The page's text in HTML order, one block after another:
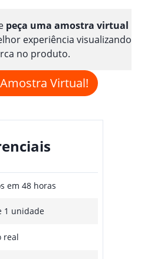
peça uma amostra virtual
experiência visualizando
no produto.
Virtual!
em 48 horas
1 unidade
real